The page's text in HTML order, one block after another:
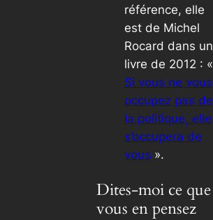
référence, elle
est de Michel
Rocard dans un
livre de 2012 : «
Si vous ne vous
occupez pas de
la politique, elle
s’occupera de
vous ».
Dites-moi ce que
vous en pensez